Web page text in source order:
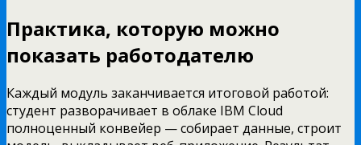
Практика, которую можно
показать работодателю
Каждый модуль заканчивается итоговой работой:
студент разворачивает в облаке IBM Cloud
полноценный конвейер — собирает данные, строит